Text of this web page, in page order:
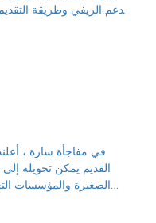
الدعم الريفي وطريقة
في مفاجأة سارة ،
الصغيرة والمؤسسات